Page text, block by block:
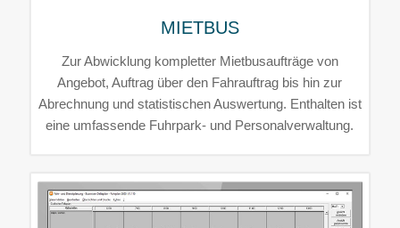
MIETBUS
Zur Abwicklung kompletter Mietbusaufträge von
Angebot, Auftrag über den Fahrauftrag bis hin zur
Abrechnung und statistischen Auswertung. Enthalten ist
eine umfassende Fuhrpark- und Personalverwaltung.